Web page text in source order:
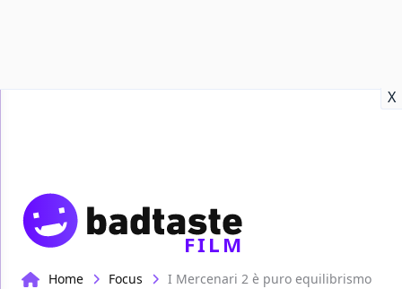
X
FILM
Home Focus I Mercenari 2 è puro equilibrismo